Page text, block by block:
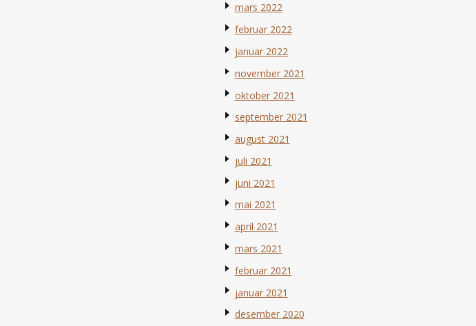
mars 2022
februar 2022
januar 2022
november 2021
oktober 2021
september 2021
august 2021
juli 2021
juni 2021
mai 2021
april 2021
mars 2021
februar 2021
januar 2021
desember 2020